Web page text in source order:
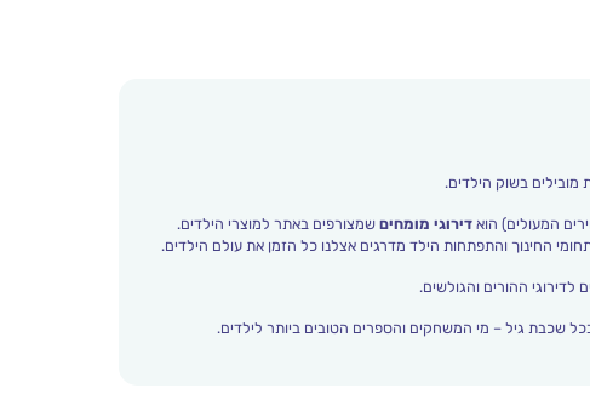
מובילים בשוק הילדים.
המעולים) הוא דירוגי מומחיםשמצורפים באתר למוצרי הילדים.
לדירוגי ההורים והגולשים.
שכבת גיל – מי המשחקים והספרים הטובים ביותר לילדים.